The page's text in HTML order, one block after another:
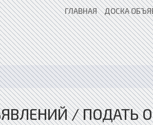
ГЛАВНАЯ ДОСКА
/ ПОДАТЬ